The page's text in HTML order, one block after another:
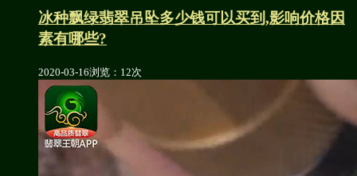
冰种飘绿翡翠吊坠多少钱可以买到,影响价格因
素有哪些?
2020-03-16浏览：12次